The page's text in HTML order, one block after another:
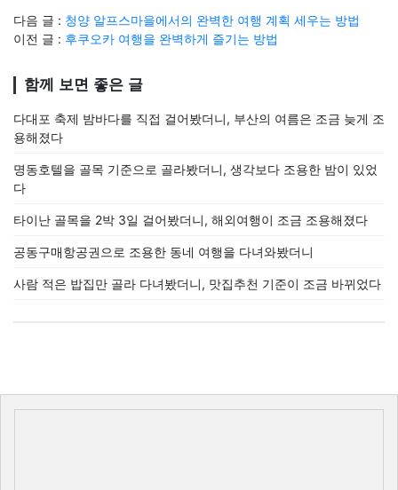
다음 글 : 청양 알프스마을에서의 완벽한 여행 계획 세우는 방법
이전 글 : 후쿠오카 여행을 완벽하게 즐기는 방법
함께 보면 좋은 글
다대포 축제 밤바다를 직접 걸어봤더니, 부산의 여름은 조금 늦게 조
용해졌다
명동호텔을 골목 기준으로 골라봤더니, 생각보다 조용한 밤이 있었
다
타이난 골목을 2박 3일 걸어봤더니, 해외여행이 조금 조용해졌다
공동구매항공권으로 조용한 동네 여행을 다녀와봤더니
사람 적은 밥집만 골라 다녀봤더니, 맛집추천 기준이 조금 바뀌었다